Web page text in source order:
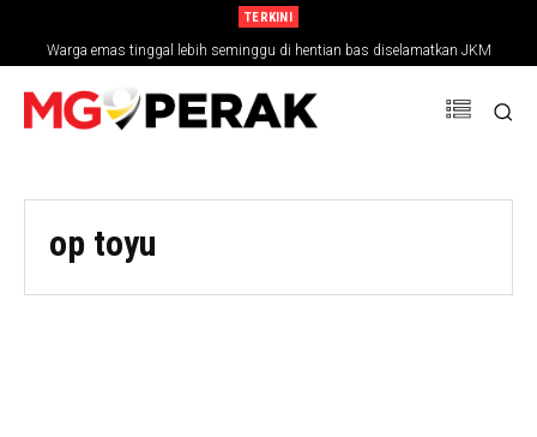
TERKINI
Warga emas tinggal lebih seminggu di hentian bas diselamatkan JKM
op toyu